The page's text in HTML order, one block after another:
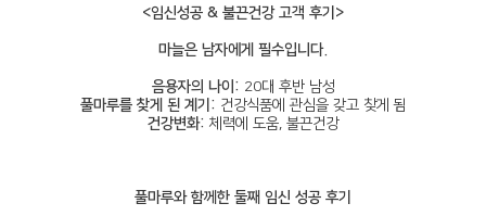
<임신성공 & 불끈건강 고객 후기>
마늘은 남자에게 필수입니다.
음용자의 나이: 20대 후반 남성
풀마루를 찾게 된 계기: 건강식품에 관심을 갖고 찾게 됨
건강변화: 체력에 도움, 불끈건강
풀마루와 함께한 둘째 임신 성공 후기